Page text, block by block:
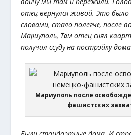
отец вернулся живой. Это было
словами, стало полегче, после
Мариуполь, Там отец снял
получил ссуду на постройку
Мариуполь после
фашистских